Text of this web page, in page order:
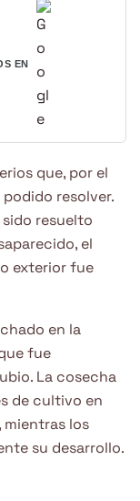
EN
que, por el
resolver.
resuelto
el
exterior fue
en la
fue
La cosecha
de cultivo en
mientras los
su desarrollo.